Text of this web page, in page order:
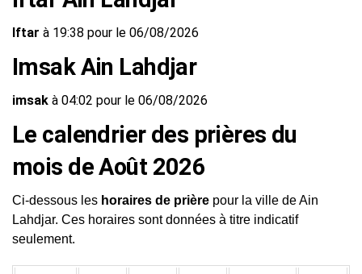
Iftar à 19:38 pour le 06/08/2026
Imsak Ain Lahdjar
imsak à 04:02 pour le 06/08/2026
Le calendrier des prières du
mois de Août 2026
Ci-dessous les horaires de prière pour la ville de Ain
Lahdjar. Ces horaires sont données à titre indicatif
seulement.